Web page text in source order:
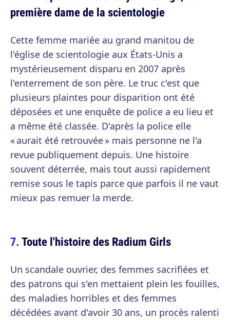
première dame de la scientologie
Cette femme mariée au grand manitou de
l'église de scientologie aux États-Unis a
mystérieusement disparu en 2007 après
l'enterrement de son père. Le truc c'est que
plusieurs plaintes pour disparition ont été
déposées et une enquête de police a eu lieu et
a même été classée. D'après la police elle
« aurait été retrouvée » mais personne ne l'a
revue publiquement depuis. Une histoire
souvent déterrée, mais tout aussi rapidement
remise sous le tapis parce que parfois il ne vaut
mieux pas remuer la merde.
Toute l'histoire des Radium Girls
Un scandale ouvrier, des femmes sacrifiées et
des patrons qui s'en mettaient plein les fouilles,
des maladies horribles et des femmes
décédées avant d'avoir 30 ans, un procès ralenti